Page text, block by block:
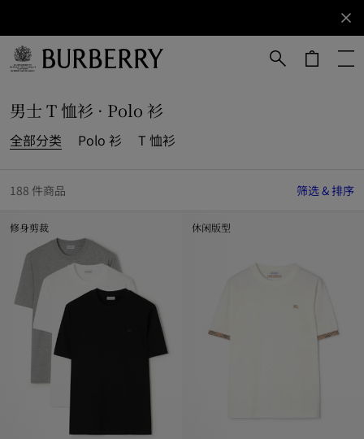
订阅获取
Burberry
品牌资
男士 T 恤衫 · Polo 衫
全部分类 Polo 衫 T 恤衫
188 件商品 筛选 & 排序
修身剪裁 休闲版型